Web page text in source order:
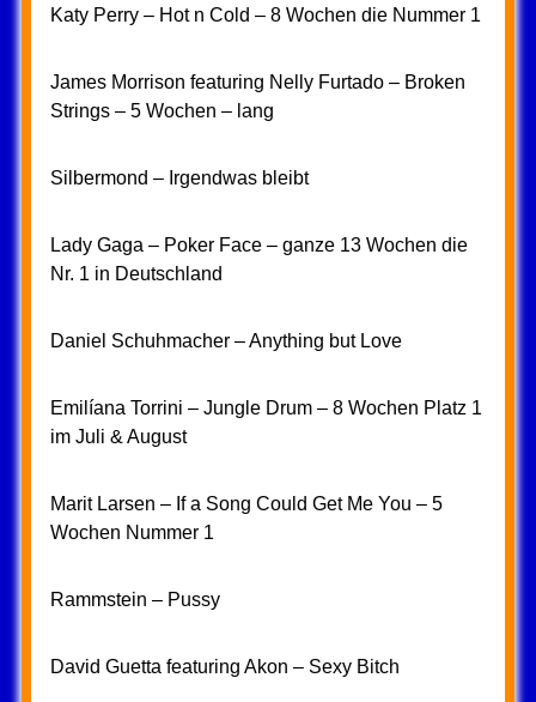
Katy Perry – Hot n Cold – 8 Wochen die Nummer 1
James Morrison featuring Nelly Furtado – Broken
Strings – 5 Wochen – lang
Silbermond – Irgendwas bleibt
Lady Gaga – Poker Face – ganze 13 Wochen die
Nr. 1 in Deutschland
Daniel Schuhmacher – Anything but Love
Emilíana Torrini – Jungle Drum – 8 Wochen Platz 1
im Juli & August
Marit Larsen – If a Song Could Get Me You – 5
Wochen Nummer 1
Rammstein – Pussy
David Guetta featuring Akon – Sexy Bitch